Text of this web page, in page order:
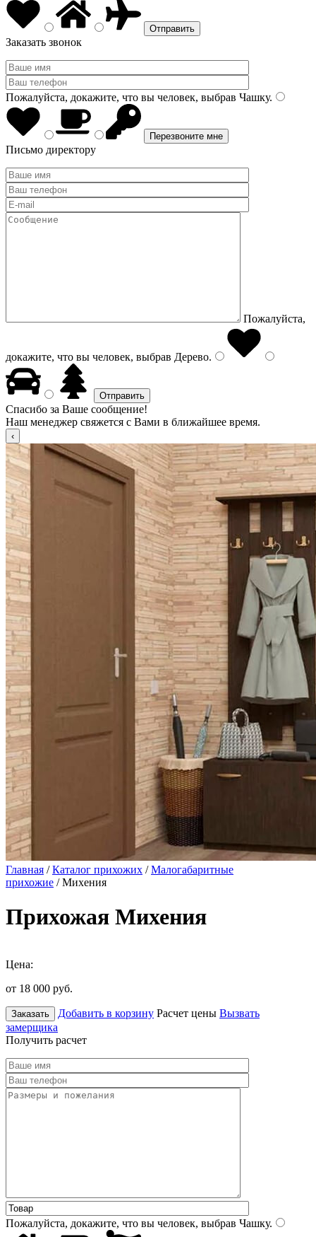
Заказать звонок
Пожалуйста, докажите, что вы человек, выбрав Чашку.
Письмо директору
Пожалуйста,
докажите, что вы человек, выбрав Дерево.
Спасибо за Ваше сообщение!
Наш менеджер свяжется с Вами в ближайшее время.
Главная /Каталог прихожих /Малогабаритные
прихожие / Михения
Прихожая Михения
Цена:
от 18 000 руб.
Заказать Добавить в корзину Расчет цены Вызвать
замерщика
Получить расчет
Пожалуйста, докажите, что вы человек, выбрав Чашку.